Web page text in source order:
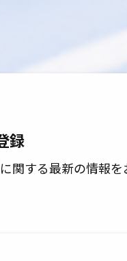
録
関する最新の情報